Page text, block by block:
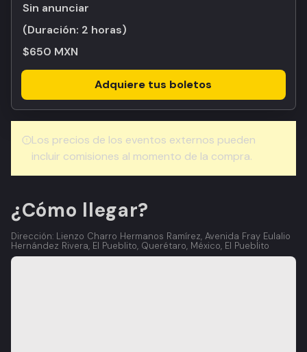
Sin anunciar
(Duración: 2 horas)
$650 MXN
Adquiere tus boletos
Los precios de los eventos externos pueden
incluir comisiones al momento de la compra.
¿Cómo llegar?
Dirección: Lienzo Charro Hermanos Ramírez, Avenida Fray Eulalio
Hernández Rivera, El Pueblito, Querétaro, México, El Pueblito